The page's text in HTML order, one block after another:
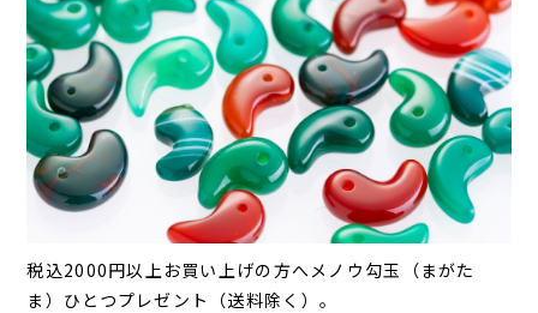
税込2000円以上お買い上げの方へメノウ勾玉（まがた
ま）ひとつプレゼント（送料除く）。